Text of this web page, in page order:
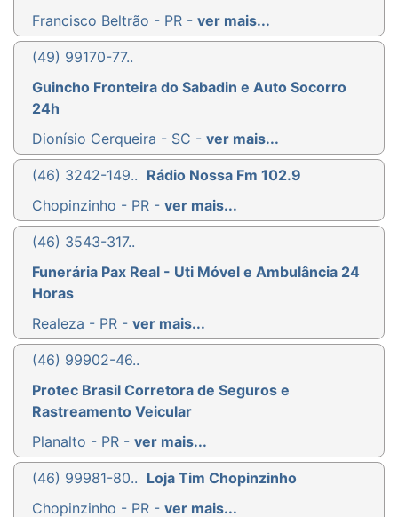
Francisco Beltrão - PR - ver mais...
(49) 99170-77..
Guincho Fronteira do Sabadin e Auto Socorro
24h
Dionísio Cerqueira - SC - ver mais...
(46) 3242-149.. Rádio Nossa Fm 102.9
Chopinzinho - PR - ver mais...
(46) 3543-317..
Funerária Pax Real - Uti Móvel e Ambulância 24
Horas
Realeza - PR - ver mais...
(46) 99902-46..
Protec Brasil Corretora de Seguros e
Rastreamento Veicular
Planalto - PR - ver mais...
(46) 99981-80.. Loja Tim Chopinzinho
Chopinzinho - PR - ver mais...